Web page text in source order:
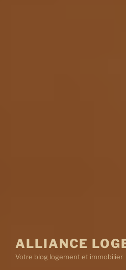
ALLIANCE
Votre blog logement et immobilier